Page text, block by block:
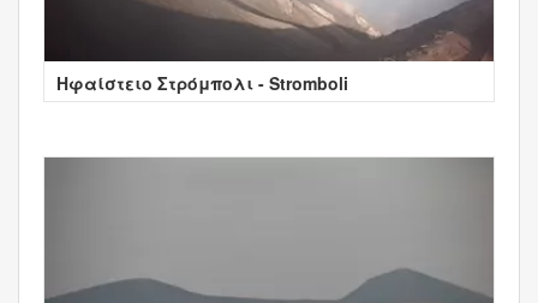
Ηφαίστειο Στρόμπολι - Stromboli